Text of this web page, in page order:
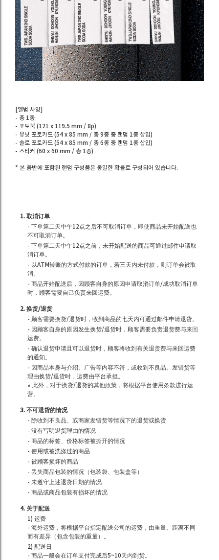
[앨범 사양]
- 총 1종
- 포토북 (121 x 119.5 mm / 8p)
- 유닛 포토카드 (54 x 85 mm / 총 9종 중 랜덤 1종 삽입)
- 솔로 포토카드 (54 x 85 mm / 총 6종 중 랜덤 1종 삽입)
- 스티커 (60 x 60 mm / 총 1종)
* 본 음반에 포함된 랜덤 구성품은 동일한 확률로 구성되어 있습니다.
1. 取消订单
- 下单第二天中午12点之后不可取消订单，即使商品未开始配送也
不可取消订单。
- 下单第二天中午12点之前，未开始配送的商品可通过邮件申请取
消订单。
- 以ATM转账的方式付款的订单，若三天内未付款，则订单会被取
消。
- 商品开始配送后，因顾客自身的原因申请取消订单/成功取消订单
时，顾客需要自己负责来回运费。
2. 换货/退货
- 顾客需要换货/退货时，收到商品的七天内可通过邮件申请退货。
- 因顾客自身的原因发生换货/退货时，顾客需要负责退货费与来回
运费。
- 确认退货申请且可以退货时，顾客将收到有关退货费与来回运费
的通知。
- 因商品本身与介绍、广告等内容不符，或收到不良品、发错货等
理由换货/退货时，运费由平台承担。
※ 此外，对于换货/退货的其他政策，将根据平台使用条款进行运
营。
3. 不可退货的情况
- 除收到不良品、或商家发错货等情况下的退货或换货
- 没有写明退货理由的情况
- 商品的标签、价格标签被撕开的情况
- 使用或被洗涤过的商品
- 被顾客损坏的商品
- 丢失商品包装的情况（包装袋、包装盒等）
- 未遵守上述退货日期的情况
- 商品或商品包装有损坏的情况
4. 关于配送
1) 运费
- 海外运费，将根据平台指定配送公司的运费，由重量、距离不同
而有差异（包含包装的重量）。
2) 配送日
- 商品一般会在订单支付完成后5~10天内到货。